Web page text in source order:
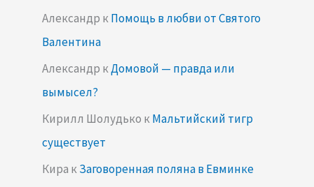
Александр кПомощь в любви от Святого
Валентина
Александр кДомовой — правда или
вымысел?
Кирилл Шолудько кМальтийский тигр
существует
Кира кЗаговоренная поляна в Евминке